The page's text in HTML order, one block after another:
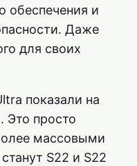
обеспечения и
Даже
для своих
показали на
Это просто
массовыми
S22 и S22